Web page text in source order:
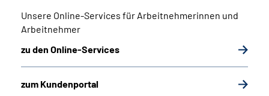
Unsere Online-Services für Arbeitnehmerinnen und
Arbeitnehmer
zu den Online-Services
zum Kundenportal